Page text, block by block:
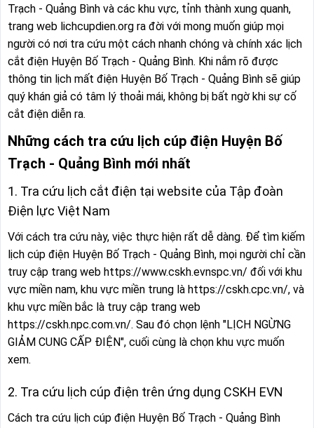
Trạch - Quảng Bình và các khu vực, tỉnh thành xung quanh,
trang web lichcupdien.org ra đời với mong muốn giúp mọi
người có nơi tra cứu một cách nhanh chóng và chính xác lịch
cắt điện Huyện Bố Trạch - Quảng Bình. Khi nắm rõ được
thông tin lịch mất điện Huyện Bố Trạch - Quảng Bình sẽ giúp
quý khán giả có tâm lý thoải mái, không bị bất ngờ khi sự cố
cắt điện diễn ra.
Những cách tra cứu lịch cúp điện Huyện Bố
Trạch - Quảng Bình mới nhất
1. Tra cứu lịch cắt điện tại website của Tập đoàn
Điện lực Việt Nam
Với cách tra cứu này, việc thực hiện rất dễ dàng. Để tìm kiếm
lịch cúp điện Huyện Bố Trạch - Quảng Bình, mọi người chỉ cần
truy cập trang web https://www.cskh.evnspc.vn/ đối với khu
vực miền nam, khu vực miền trung là https://cskh.cpc.vn/, và
khu vực miền bắc là truy cập trang web
https://cskh.npc.com.vn/. Sau đó chọn lệnh "LỊCH NGỪNG
GIẢM CUNG CẤP ĐIỆN", cuối cùng là chọn khu vực muốn
xem.
2. Tra cứu lịch cúp điện trên ứng dụng CSKH EVN
Cách tra cứu lịch cúp điện Huyện Bố Trạch - Quảng Bình